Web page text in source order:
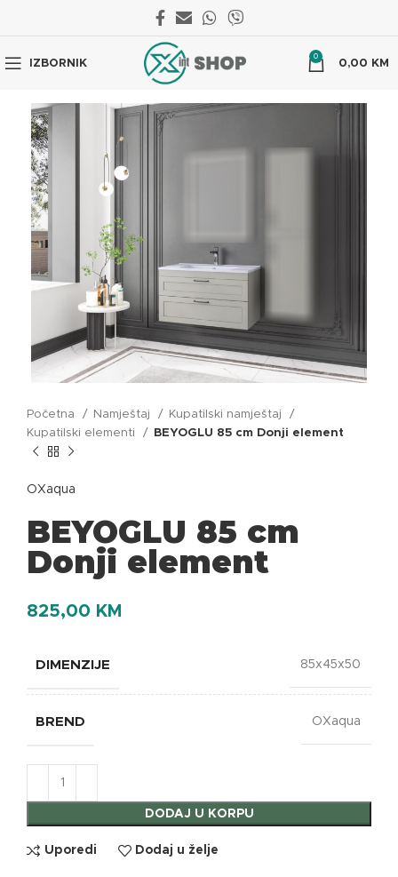
IZBORNIK
0
0,00 KM
Početna Namještaj
Kupatilski namještaj
Kupatilski elementi
BEYOGLU 85 cm Donji element
OXaqua
BEYOGLU 85 cm
Donji element
825,00 KM
DIMENZIJE 85x45x50
BREND OXaqua
DODAJ U KORPU
Uporedi Dodaj u želje